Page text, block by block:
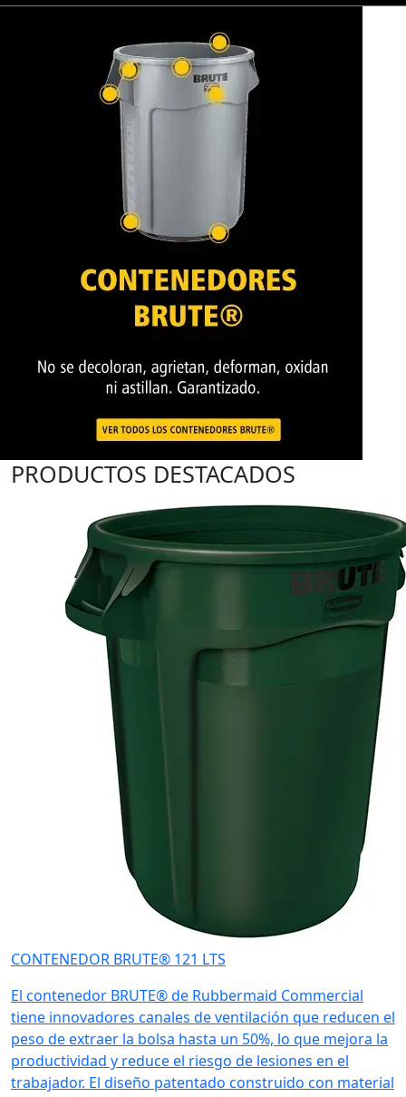
PRODUCTOS DESTACADOS
CONTENEDOR BRUTE® 121 LTS
El contenedor BRUTE® de Rubbermaid Commercial
tiene innovadores canales de ventilación que reducen el
peso de extraer la bolsa hasta un 50%, lo que mejora la
productividad y reduce el riesgo de lesiones en el
trabajador. El diseño patentado construido con material